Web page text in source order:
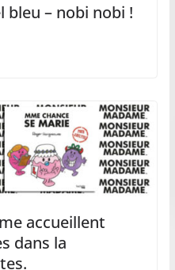
bleu – nobi nobi !
accueillent
dans la